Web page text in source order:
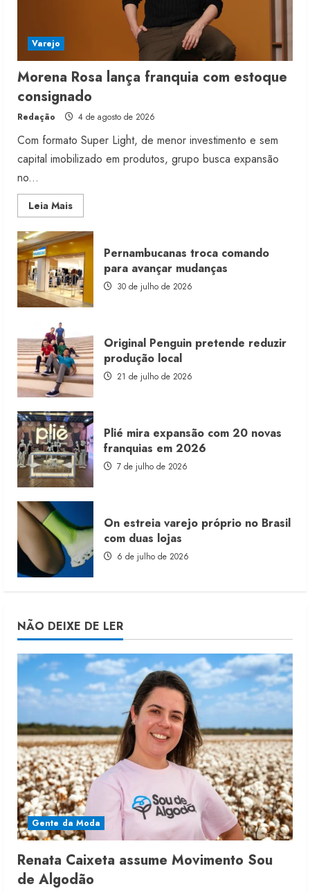
Varejo
Morena Rosa lança franquia com estoque
consignado
Redação 4 de agosto de 2026
Com formato Super Light, de menor investimento e sem
capital imobilizado em produtos, grupo busca expansão
no...
Leia MaisRead
more
Morena
Rosa
lança
franquia
com
estoque
consignado
Pernambucanas troca comando
para avançar mudanças
30 de julho de 2026
Original Penguin pretende reduzir
produção local
21 de julho de 2026
Plié mira expansão com 20 novas
franquias em 2026
7 de julho de 2026
On estreia varejo próprio no Brasil
com duas lojas
6 de julho de 2026
NÃO DEIXE DE LER
Gente da Moda
Renata Caixeta assume Movimento Sou
de Algodão